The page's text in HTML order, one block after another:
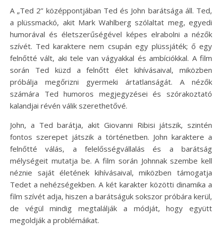
A „Ted 2” középpontjában Ted és John barátsága áll. Ted,
a plüssmackó, akit Mark Wahlberg szólaltat meg, egyedi
humorával és életszerűségével képes elrabolni a nézők
szívét. Ted karaktere nem csupán egy plüssjáték; ő egy
felnőtté vált, aki tele van vágyakkal és ambíciókkal. A film
során Ted küzd a felnőtt élet kihívásaival, miközben
próbálja megőrizni gyermeki ártatlanságát. A nézők
számára Ted humoros megjegyzései és szórakoztató
kalandjai révén válik szerethetővé.
John, a Ted barátja, akit Giovanni Ribisi játszik, szintén
fontos szerepet játszik a történetben. John karaktere a
felnőtté válás, a felelősségvállalás és a barátság
mélységeit mutatja be. A film során Johnnak szembe kell
néznie saját életének kihívásaival, miközben támogatja
Tedet a nehézségekben. A két karakter közötti dinamika a
film szívét adja, hiszen a barátságuk sokszor próbára kerül,
de végül mindig megtalálják a módját, hogy együtt
megoldják a problémáikat.